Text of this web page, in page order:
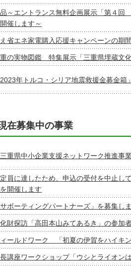
～エントランス無料企画展示「第４回
催します～
省エネ家電購入応援キャンペーンの期
の実物図鑑 特集展示「三重県埋蔵文
年トルコ・シリア地震救援金募金箱
在募集中の事業
重県中小企業支援ネットワーク推進事
員に達したため、申込の受付を中止
開催します
ポーティングパートナーズ」を募集し
財探訪「高田本山みてあるき」の参加
ールドワーク 「初夏の伊賀をハイキ
講座ワークショップ「ウシとライオン